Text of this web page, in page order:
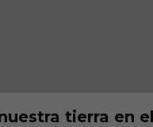
tierra en